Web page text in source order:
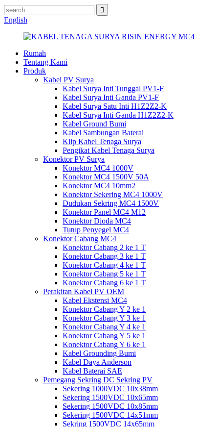
English
Rumah
Tentang Kami
Produk
Kabel PV Surya
Kabel Surya Inti Tunggal PV1-F
Kabel Surya Inti Ganda PV1-F
Kabel Surya Satu Inti H1Z2Z2-K
Kabel Surya Inti Ganda H1Z2Z2-K
Kabel Ground Bumi
Kabel Sambungan Baterai
Klip Kabel Tenaga Surya
Pengikat Kabel Tenaga Surya
Konektor PV Surya
Konektor MC4 1000V
Konektor MC4 1500V 50A
Konektor MC4 10mm2
Konektor Sekering MC4 1000V
Dudukan Sekring MC4 1500V
Konektor Panel MC4 M12
Konektor Dioda MC4
Tutup Penyegel MC4
Konektor Cabang MC4
Konektor Cabang 2 ke 1 T
Konektor Cabang 3 ke 1 T
Konektor Cabang 4 ke 1 T
Konektor Cabang 5 ke 1 T
Konektor Cabang 6 ke 1 T
Perakitan Kabel PV OEM
Kabel Ekstensi MC4
Konektor Cabang Y 2 ke 1
Konektor Cabang Y 3 ke 1
Konektor Cabang Y 4 ke 1
Konektor Cabang Y 5 ke 1
Konektor Cabang Y 6 ke 1
Kabel Grounding Bumi
Kabel Daya Anderson
Kabel Baterai SAE
Pemegang Sekring DC Sekring PV
Sekering 1000VDC 10x38mm
Sekering 1500VDC 10x65mm
Sekering 1500VDC 10x85mm
Sekering 1500VDC 14x51mm
Sekring 1500VDC 14x65mm